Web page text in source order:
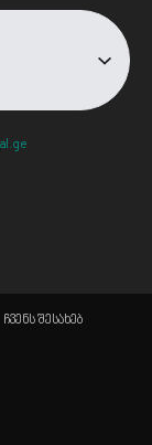
ჩვენს შესახებ